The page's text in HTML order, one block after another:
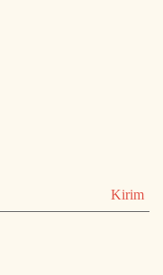
Kirim